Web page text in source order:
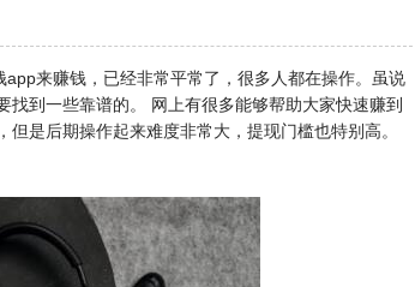
来赚钱，已经非常平常了，很多人都在操作。虽说
到一些靠谱的。 网上有很多能够帮助大家快速赚到
是后期操作起来难度非常大，提现门槛也特别高。